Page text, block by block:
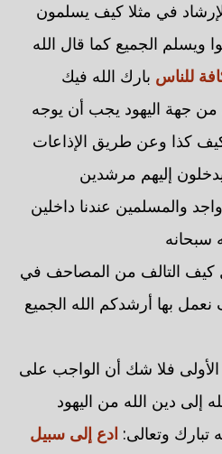
في مثلا كيف يسلمون
الجميع كما قال الله
للناس بارك الله فيك
من جهة اليهود يجب أن يوجه
كذا وعن طريق الإذاعات
يدخلون إليهم مرشدين
والمسلمين عندنا داخلين
سبحانه
كيف التالف من المصاحف في
بها أرشدكم الله الجميع
فلا شك أن الواجب على
إلى دين الله من اليهود
تبارك وتعالى: ادع إلى سبيل